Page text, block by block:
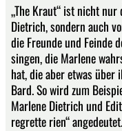
„The Kraut“ ist nicht
Dietrich, sondern auch
die Freunde und Feinde
singen, die Marlene
hat, die aber etwas über
Bard. So wird zum
Marlene Dietrich und
regrette rien“ angedeutet.